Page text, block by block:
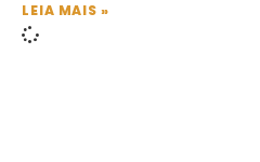
LEIA MAIS »